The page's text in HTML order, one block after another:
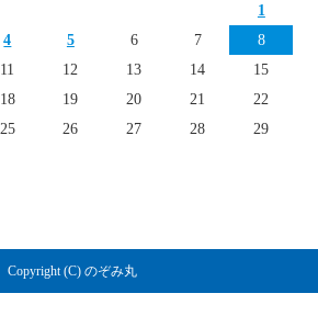
1
4 5 6 7
8
11 12 13 14
15
18 19 20 21
22
25 26 27 28
29
Copyright (C) のぞみ丸